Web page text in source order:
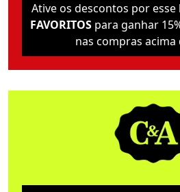
Ative os descontos por
FAVORITOSpara ganhar
nas compras acima